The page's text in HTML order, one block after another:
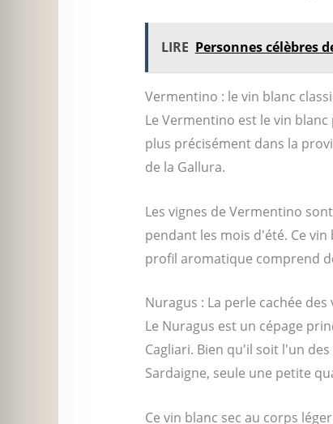
LIRE Personnes célèbres
Vermentino : le vin blanc
Le Vermentino est le vin
plus précisément dans la
de la Gallura.
Les vignes de Vermentino
pendant les mois d'été. Ce
profil aromatique comprend
Nuragus : La perle cachée des
Le Nuragus est un cépage
Cagliari. Bien qu'il soit l'un
Sardaigne, seule une petite
Ce vin blanc sec au corps